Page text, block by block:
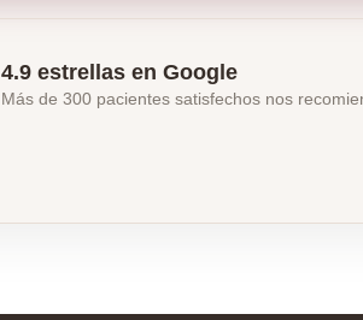
4.9 estrellas en Google
Más de 300 pacientes satisfechos nos